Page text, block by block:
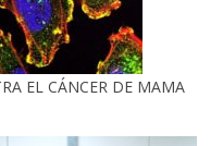
EL CÁNCER DE MAMA